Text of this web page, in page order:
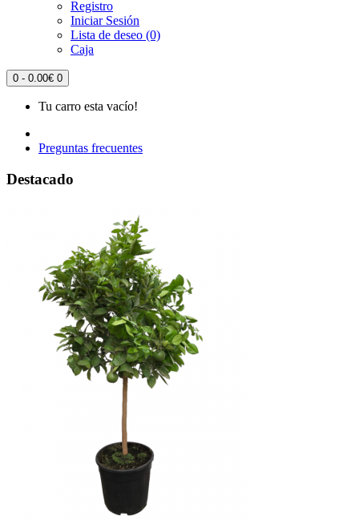
Registro
Iniciar Sesión
Lista de deseo (0)
Caja
0 - 0.00€ 0
Tu carro esta vacío!
Preguntas frecuentes
Destacado